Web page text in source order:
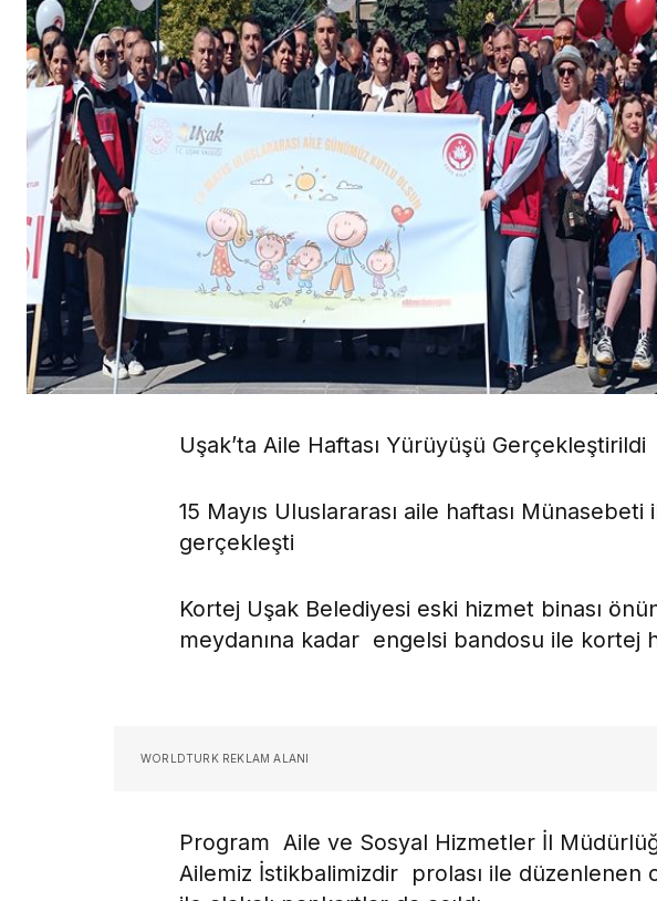
Uşak’ta Aile Haftası Yürüyüşü Gerçekleştirildi
15 Mayıs Uluslararası aile haftası Münasebeti
gerçekleşti
Kortej Uşak Belediyesi eski hizmet binası
meydanına kadar engelsi bandosu ile kortej
WORLDTURK REKLAM ALANI
Program Aile ve Sosyal Hizmetler İl
Ailemiz İstikbalimizdir prolası ile düzenlenen